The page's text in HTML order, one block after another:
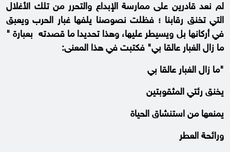
لم نعد قادرين على ممارسة الإبداع والتحرر من تلك الأغلال
التي تخنق رقابنا ؛ فظلت نصوصنا يلفها غبار الحرب ويعبق
في أركانها بل ويسيطر عليها، وهذا تحديدا ما قصدته بعبارة "
ما زال الغبار عالقا بي" فكتبت في هذا المعنى:
"ما زال الغبار عالقا بي
يخنق رئتي المثقوبتين
يمنعها من استنشاق الحياة
ورائحة العطر